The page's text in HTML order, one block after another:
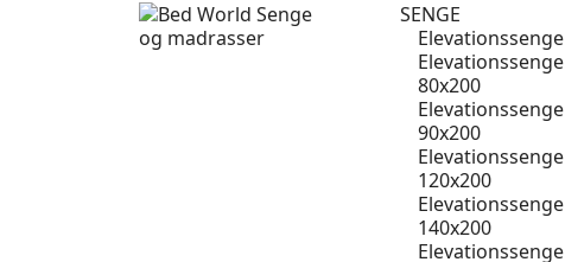
SENGE
Elevationssenge
Elevationssenge
80x200
Elevationssenge
90x200
Elevationssenge
120x200
Elevationssenge
140x200
Elevationssenge